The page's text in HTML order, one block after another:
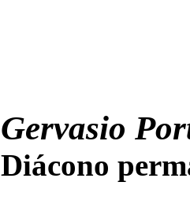
Gervasio
Diácono